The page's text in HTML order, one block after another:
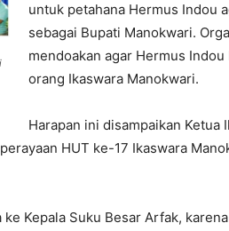
untuk petahana Hermus Indou
sebagai Bupati Manokwari.
mendoakan agar Hermus
orang Ikaswara Manokwari.
Harapan ini disampaikan Ketua
HUT ke-17 Ikaswara
Kepala Suku Besar Arfak,